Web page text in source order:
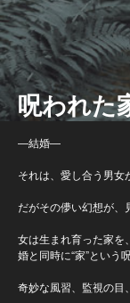
呪われた
―結婚―
それは、愛し合う男女
だがその儚い幻想が
女は生まれ育った家を
婚と同時に“家”という
奇妙な風習、監視の目